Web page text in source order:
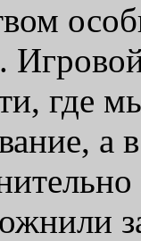
где
а